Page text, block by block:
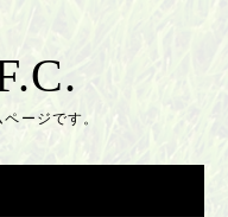
ージです。